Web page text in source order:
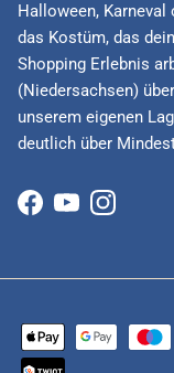
Halloween,
das Kostüm, das
Shopping Erlebnis
(Niedersachsen)
unserem eigenen
deutlich über
Facebook
YouTubeInstagram